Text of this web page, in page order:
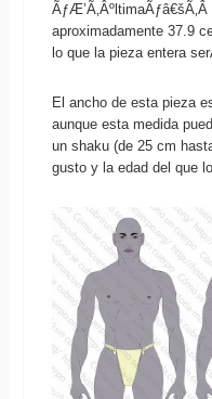
aproximadamente 37.9
lo que la pieza entera
El ancho de esta pieza
aunque esta medida
un shaku (de 25 cm
gusto y la edad del que